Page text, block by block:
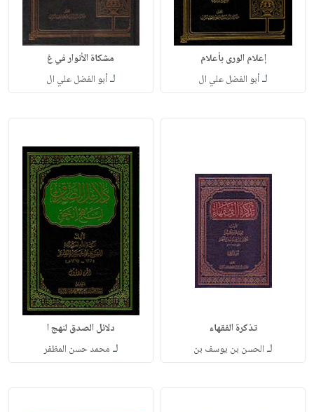
إعلام الورى بأعلام
لـأبو الفضل علي ال
مشكاة الأنوار في غ
لـأبو الفضل علي ال
تذكرة الفقهاء
لـ الحسن بن يوسف بن
دلائل الصدق لنهج ا
لـ محمد حسن المظفر